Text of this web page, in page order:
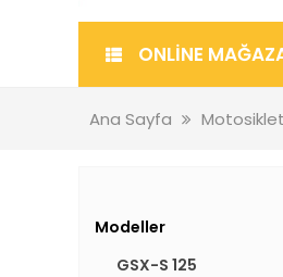
ONLİNE
Ana Sayfa
Modeller
GSX-S 125